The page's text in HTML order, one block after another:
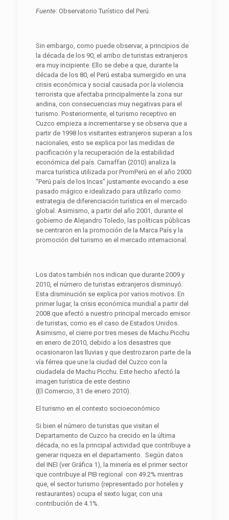
Fuente: Observatorio Turístico del Perú.
Sin embargo, como puede observar, a principios de
la década de los 90, el arribo de turistas extranjeros
era muy incipiente. Ello se debe a que, durante la
década de los 80, el Perú estaba sumergido en una
crisis económica y social causada por la violencia
terrorista que afectaba principalmente la zona sur
andina, con consecuencias muy negativas para el
turismo. Posteriormente, el turismo receptivo en
Cuzco empieza a incrementarse y se observa que a
partir de 1998 los visitantes extranjeros superan a los
nacionales, esto se explica por las medidas de
pacificación y la recuperación de la estabilidad
económica del país. Carnaffan (2010) analiza la
marca turística utilizada por PromPerú en el año 2000
“Perú país de los Incas” justamente evocando a ese
pasado mágico e idealizado para utilizarlo como
estrategia de diferenciación turística en el mercado
global. Asimismo, a partir del año 2001, durante el
gobierno de Alejandro Toledo, las políticas públicas
se centraron en la promoción de la Marca País y la
promoción del turismo en el mercado internacional.
Los datos también nos indican que durante 2009 y
2010, el número de turistas extranjeros disminuyó.
Esta disminución se explica por varios motivos. En
primer lugar, la crisis económica mundial a partir del
2008 que afectó a nuestro principal mercado emisor
de turistas, como es el caso de Estados Unidos.
Asimismo, el cierre por tres meses de Machu Picchu
en enero de 2010, debido a los desastres que
ocasionaron las lluvias y que destrozaron parte de la
vía férrea que une la ciudad del Cuzco con la
ciudadela de Machu Picchu. Este hecho afectó la
imagen turística de este destino
(El Comercio, 31 de enero 2010).
El turismo en el contexto socioeconómico
Si bien el número de turistas que visitan el
Departamento de Cuzco ha crecido en la última
década, no es la principal actividad que contribuye a
generar riqueza en el departamento. Según datos
del INEI (ver Gráfica 1), la minería es el primer sector
que contribuye al PIB regional con 49.2% mientras
que, el sector turismo (representado por hoteles y
restaurantes) ocupa el sexto lugar, con una
contribución de 4.1%.